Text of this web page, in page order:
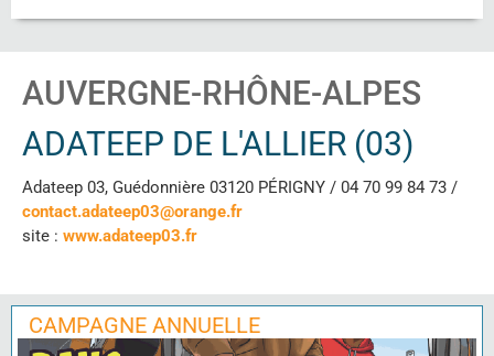
AUVERGNE-RHÔNE-ALPES
ADATEEP DE L'ALLIER (03)
Adateep 03, Guédonnière 03120 PÉRIGNY / 04 70 99 84 73 /
contact.adateep03@orange.fr
site : www.adateep03.fr
CAMPAGNE ANNUELLE